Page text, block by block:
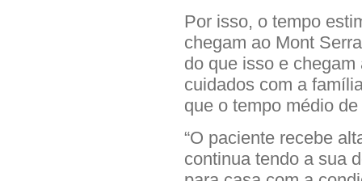
Por isso, o tempo
chegam ao Mont
do que isso e
cuidados com a
que o tempo médio
“O paciente recebe
continua tendo a sua